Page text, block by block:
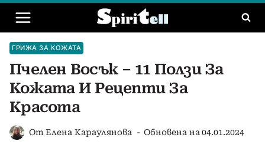
Към
съдържанието
ГРИЖА ЗА КОЖАТА
Пчелен Восък – 11 Ползи За
Кожата И Рецепти За
Красота
От Елена Караулянова Обновена на 04.01.2024